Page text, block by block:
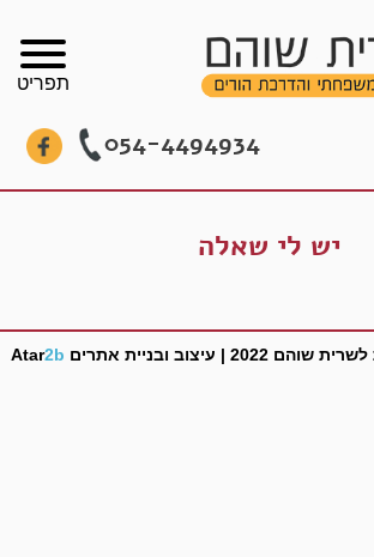
054-4494934
יש לי שאלה
שוהם 2022 | עיצוב ובניית אתרים Atar2b
תפריט